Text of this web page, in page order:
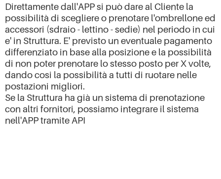
Direttamente dall'APP si può dare al Cliente la
possibilità di scegliere o prenotare l'ombrellone ed
accessori (sdraio - lettino - sedie) nel periodo in cui
e' in Struttura. E' previsto un eventuale pagamento
differenziato in base alla posizione e la possibilità
di non poter prenotare lo stesso posto per X volte,
dando cosi la possibilità a tutti di ruotare nelle
postazioni migliori.
Se la Struttura ha già un sistema di prenotazione
con altri fornitori, possiamo integrare il sistema
nell'APP tramite API